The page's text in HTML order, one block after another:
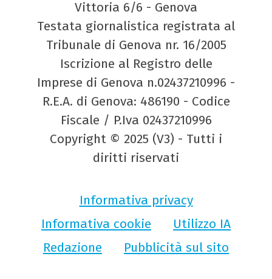
Vittoria 6/6 - Genova
Testata giornalistica registrata al
Tribunale di Genova nr. 16/2005
Iscrizione al Registro delle
Imprese di Genova n.02437210996 -
R.E.A. di Genova: 486190 - Codice
Fiscale / P.Iva 02437210996
Copyright © 2025 (V3) - Tutti i
diritti riservati
Informativa privacy
Informativa cookie
Utilizzo IA
Redazione
Pubblicità sul sito